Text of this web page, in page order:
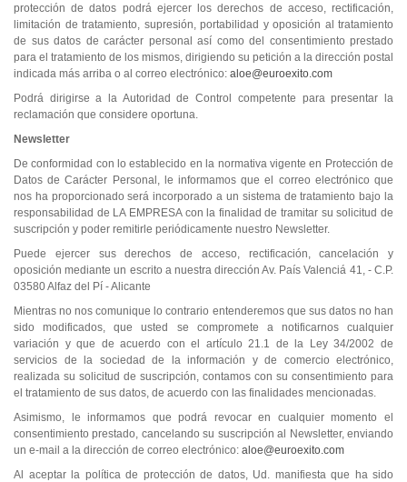
protección de datos podrá ejercer los derechos de acceso, rectificación,
limitación de tratamiento, supresión, portabilidad y oposición al tratamiento
de sus datos de carácter personal así como del consentimiento prestado
para el tratamiento de los mismos, dirigiendo su petición a la dirección postal
indicada más arriba o al correo electrónico: aloe@euroexito.com
Podrá dirigirse a la Autoridad de Control competente para presentar la
reclamación que considere oportuna.
Newsletter
De conformidad con lo establecido en la normativa vigente en Protección de
Datos de Carácter Personal, le informamos que el correo electrónico que
nos ha proporcionado será incorporado a un sistema de tratamiento bajo la
responsabilidad de LA EMPRESA con la finalidad de tramitar su solicitud de
suscripción y poder remitirle periódicamente nuestro Newsletter.
Puede ejercer sus derechos de acceso, rectificación, cancelación y
oposición mediante un escrito a nuestra dirección Av. País Valenciá 41, - C.P.
03580 Alfaz del Pí - Alicante
Mientras no nos comunique lo contrario entenderemos que sus datos no han
sido modificados, que usted se compromete a notificarnos cualquier
variación y que de acuerdo con el artículo 21.1 de la Ley 34/2002 de
servicios de la sociedad de la información y de comercio electrónico,
realizada su solicitud de suscripción, contamos con su consentimiento para
el tratamiento de sus datos, de acuerdo con las finalidades mencionadas.
Asimismo, le informamos que podrá revocar en cualquier momento el
consentimiento prestado, cancelando su suscripción al Newsletter, enviando
un e-mail a la dirección de correo electrónico: aloe@euroexito.com
Al aceptar la política de protección de datos, Ud. manifiesta que ha sido